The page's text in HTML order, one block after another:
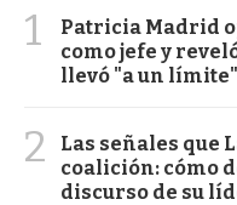
1
Patricia Madrid
como jefe y
llevó "a un límite"
2
Las señales que
coalición: cómo
discurso de su